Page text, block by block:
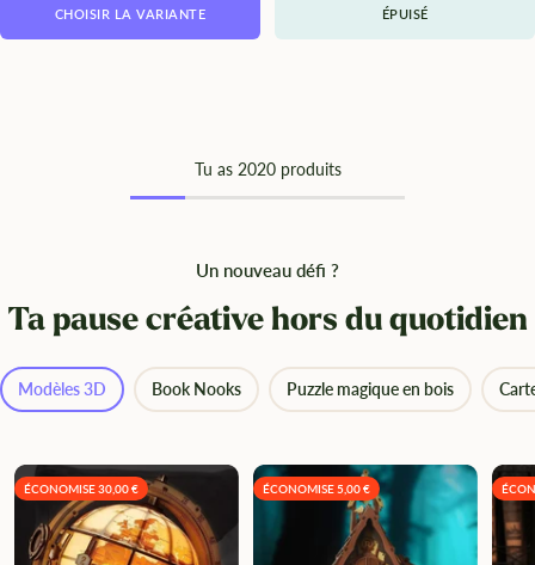
CHOISIR LA VARIANTE ÉPUISÉ
Tu as 2020 produits
Un nouveau défi ?
Ta pause créative hors du quotidien
Modèles 3D Book Nooks Puzzle magique en bois
ÉCONOMISE 30,00 € ÉCONOMISE 5,00 €